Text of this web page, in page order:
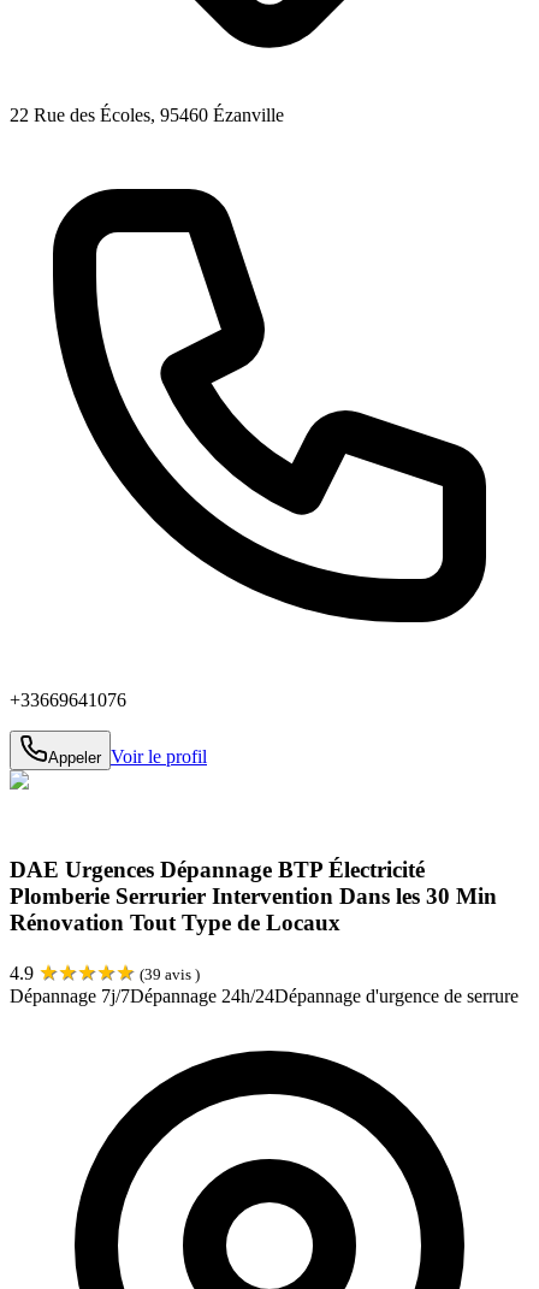
22 Rue des Écoles, 95460 Ézanville
+33669641076
Appeler Voir le profil
DAE Urgences Dépannage BTP Électricité
Plomberie Serrurier Intervention Dans les 30 Min
Rénovation Tout Type de Locaux
4.9 ★★★★★ (39 avis )
Dépannage 7j/7Dépannage 24h/24Dépannage d'urgence de serrure